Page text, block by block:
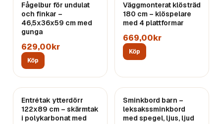
Fågelbur för undulat
och finkar –
46,5x36x59 cm med
gunga
629,00kr
Köp
Väggmonterat klösträd
180 cm – klöspelare
med 4 plattformar
669,00kr
Köp
Entrétak ytterdörr
122x89 cm – skärmtak
i polykarbonat med
Sminkbord barn –
leksakssminkbord
med spegel, ljus, ljud